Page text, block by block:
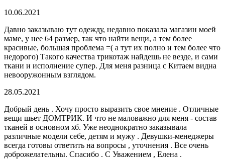
10.06.2021
Давно заказываю тут одежду, недавно показала магазин моей
маме, у нее 64 размер, так что найти вещи, а тем более
красивые, большая проблема =( а тут их полно и тем более что
недорого) Такого качества трикотаж найдешь не везде, и сами
ткани и исполнение супер. Для меня разница с Китаем видна
невооружонным взглядом.
28.05.2021
Добрый день . Хочу просто выразить свое мнение . Отличные
вещи шьет ДОМТРИК. И что не маловажно для меня - состав
тканей в основном хб. Уже неоднократно заказывала
различные модели себе, детям и мужу . Девушки-менеджеры
всегда готовы ответить на вопросы , уточнения . Все очень
доброжелательны. Спасибо . С Уважением , Елена .